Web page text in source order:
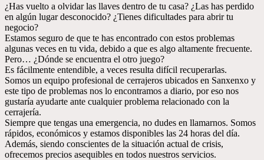
¿Has vuelto a olvidar las llaves dentro de tu casa? ¿Las has perdido
en algún lugar desconocido? ¿Tienes dificultades para abrir tu
negocio?
Estamos seguro de que te has encontrado con estos problemas
algunas veces en tu vida, debido a que es algo altamente frecuente.
Pero… ¿Dónde se encuentra el otro juego?
Es fácilmente entendible, a veces resulta difícil recuperarlas.
Somos un equipo profesional de cerrajeros ubicados en Sanxenxo y
este tipo de problemas nos lo encontramos a diario, por eso nos
gustaría ayudarte ante cualquier problema relacionado con la
cerrajería.
Siempre que tengas una emergencia, no dudes en llamarnos. Somos
rápidos, económicos y estamos disponibles las 24 horas del día.
Además, siendo conscientes de la situación actual de crisis,
ofrecemos precios asequibles en todos nuestros servicios.